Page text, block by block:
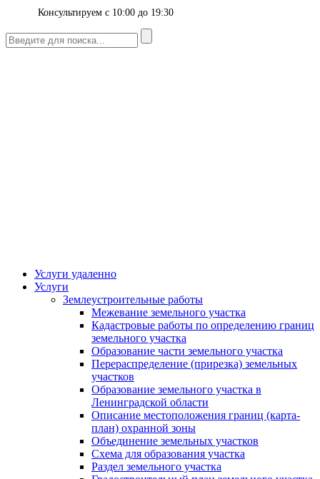
Консультируем с 10:00 до 19:30
Услуги удаленно
Услуги
Землеустроительные работы
Межевание земельного участка
Кадастровые работы по определению границ
земельного участка
Образование части земельного участка
Перераспределение (прирезка) земельных
участков
Образование земельного участка в
Ленинградской области
Описание местоположения границ (карта-
план) охранной зоны
Объединение земельных участков
Схема для образования участка
Раздел земельного участка